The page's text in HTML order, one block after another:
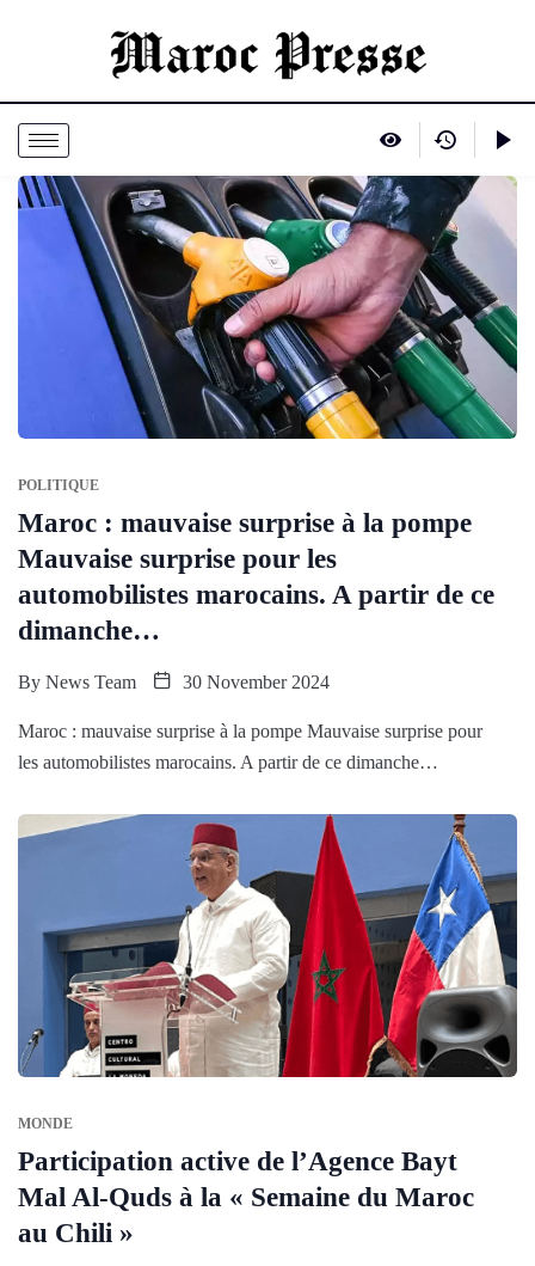
POLITIQUE
Maroc : mauvaise surprise à la pompe
Mauvaise surprise pour les
automobilistes marocains. A partir de ce
dimanche…
By News Team 30 November 2024
Maroc : mauvaise surprise à la pompe Mauvaise surprise pour
les automobilistes marocains. A partir de ce dimanche…
MONDE
Participation active de l’Agence Bayt
Mal Al-Quds à la « Semaine du Maroc
au Chili »